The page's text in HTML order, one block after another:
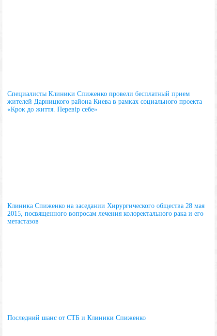
Специалисты Клиники Спиженко провели бесплатный прием
жителей Дарницкого района Киева в рамках социального проекта
«Крок до життя. Перевір себе»
Клиника Спиженко на заседании Хирургического общества 28 мая
2015, посвященного вопросам лечения колоректального рака и его
метастазов
Последний шанс от СТБ и Клиники Спиженко